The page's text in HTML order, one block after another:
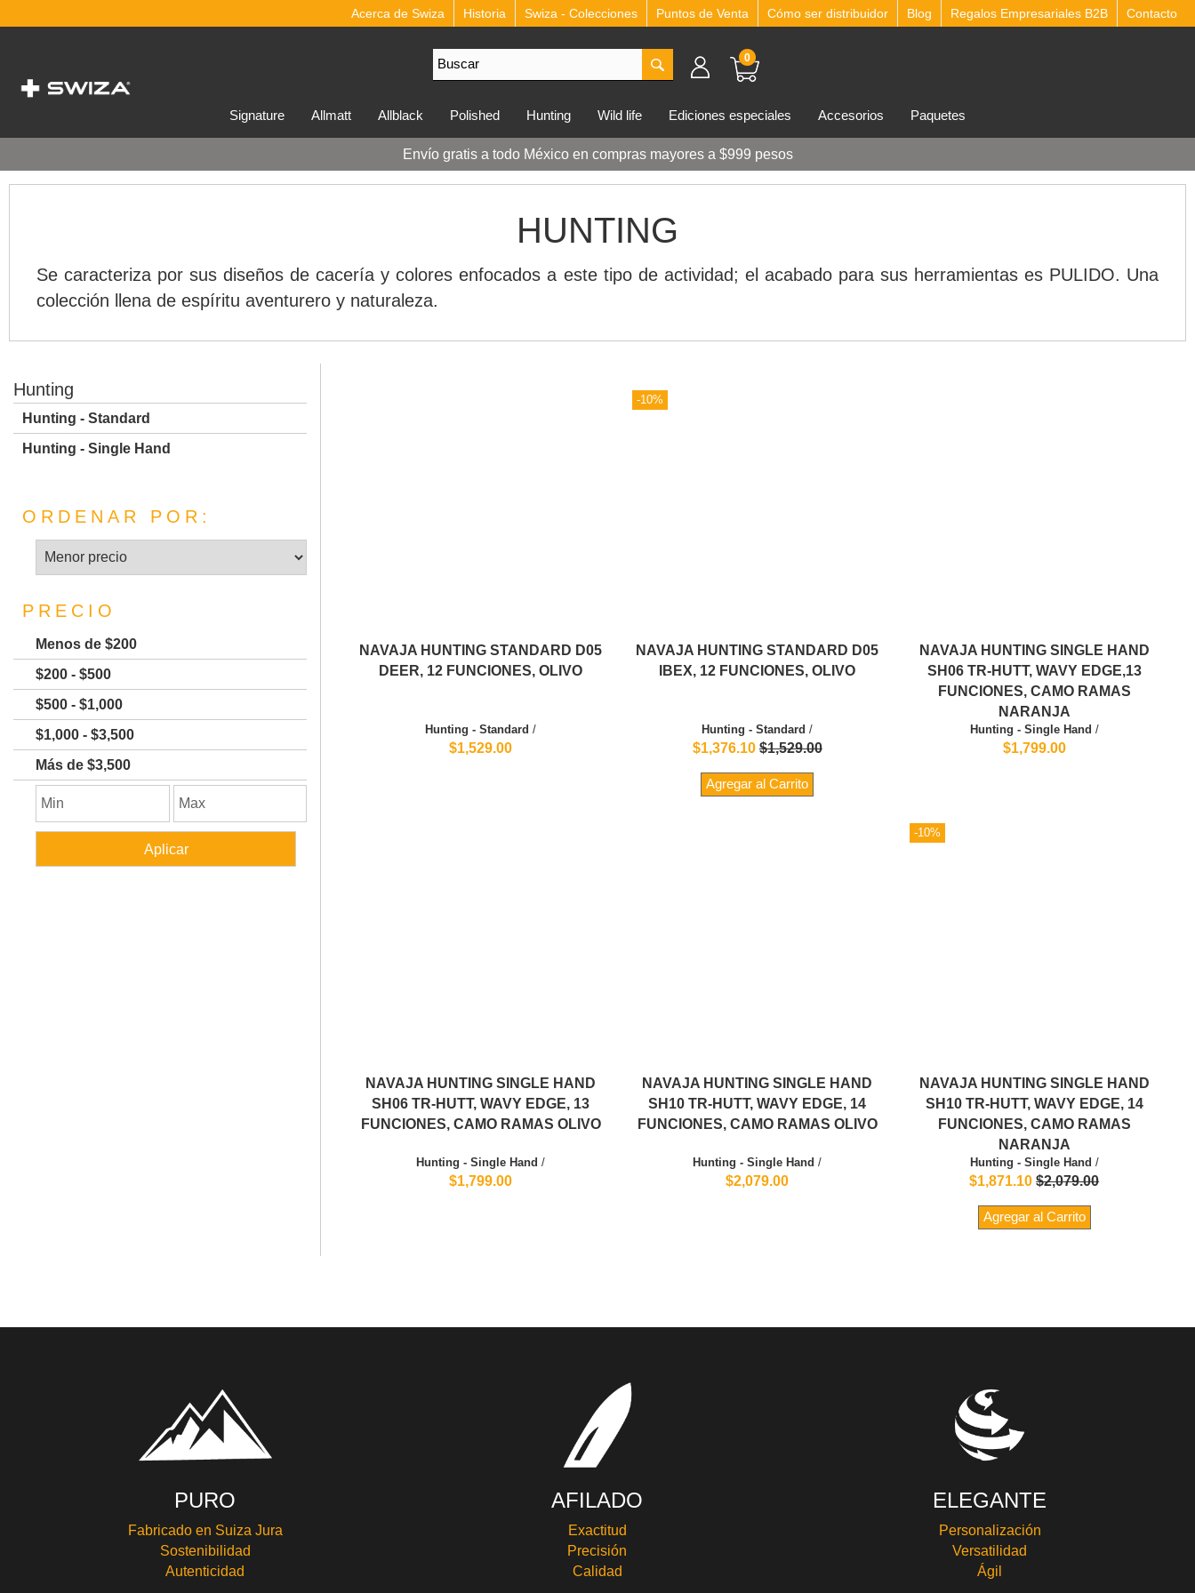
Acerca de Swiza Historia Swiza - Colecciones Puntos de Venta Cómo ser distribuidor Blog Regalos Empresariales B2B Contacto
0
signature allmatt allblack polished hunting wild life ediciones especiales accesorios Paquetes
Envío gratis a todo México en compras mayores a $999 pesos
HUNTING
Se caracteriza por sus diseños de cacería y colores enfocados a este tipo de actividad; el acabado para sus herramientas es PULIDO. Una
colección llena de espíritu aventurero y naturaleza.
NAVAJA HUNTING STANDARD D05
DEER, 12 FUNCIONES, OLIVO
Hunting - Standard /
$1,529.00
-10%
NAVAJA HUNTING STANDARD D05
IBEX, 12 FUNCIONES, OLIVO
Hunting - Standard /
$1,376.10$1,529.00
Agregar al Carrito
NAVAJA HUNTING SINGLE HAND
SH06 TR-HUTT, WAVY EDGE,13
FUNCIONES, CAMO RAMAS
NARANJA
Hunting - Single Hand /
$1,799.00
NAVAJA HUNTING SINGLE HAND
SH06 TR-HUTT, WAVY EDGE, 13
FUNCIONES, CAMO RAMAS OLIVO
Hunting - Single Hand /
$1,799.00
NAVAJA HUNTING SINGLE HAND
SH10 TR-HUTT, WAVY EDGE, 14
FUNCIONES, CAMO RAMAS OLIVO
Hunting - Single Hand /
$2,079.00
-10%
NAVAJA HUNTING SINGLE HAND
SH10 TR-HUTT, WAVY EDGE, 14
FUNCIONES, CAMO RAMAS
NARANJA
Hunting - Single Hand /
$1,871.10$2,079.00
Agregar al Carrito
Hunting
Hunting - Standard
Hunting - Single Hand
ORDENAR POR:
PRECIO
Menos de $200
$200 - $500
$500 - $1,000
$1,000 - $3,500
Más de $3,500
PURO
Fabricado en Suiza Jura
Sostenibilidad
Autenticidad
AFILADO
Exactitud
Precisión
Calidad
ELEGANTE
Personalización
Versatilidad
Ágil